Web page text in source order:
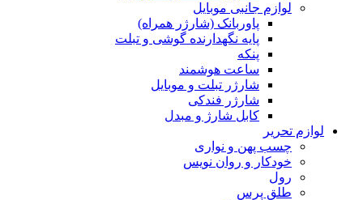
لوازم جانبی موبایل
پاوربانک (شارژر همراه)
پایه نگهدارنده گوشی و تبلت
پنکه
ساعت هوشمند
شارژر تبلت و موبایل
شارژر فندکی
کابل شارژ و مبدل
لوازم تحریر
چسب پهن و نواری
خودکار و روان نویس
رول
طلق پرس